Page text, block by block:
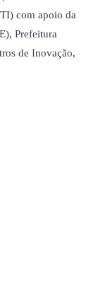
com apoio da
Prefeitura
de Inovação,